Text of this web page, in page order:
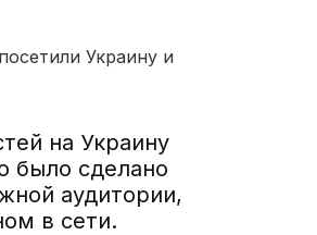
Украину и
на Украину
было сделано
аудитории,
в сети.